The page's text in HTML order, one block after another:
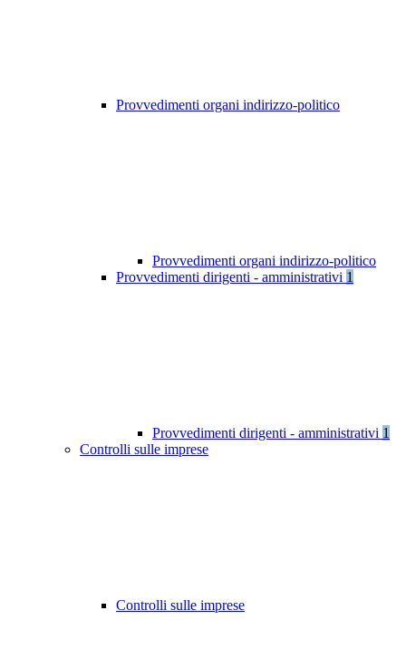
Provvedimenti organi indirizzo-politico
Provvedimenti organi indirizzo-politico
Provvedimenti dirigenti - amministrativi 1
Provvedimenti dirigenti - amministrativi 1
Controlli sulle imprese
Controlli sulle imprese